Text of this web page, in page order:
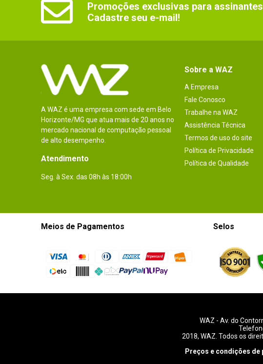
Promoções exclusivas para
Cadastre seu e-mail!
A WAZ é uma empresa com sede em Belo
Horizonte/MG que atua mais de 20 anos no
mercado nacional de computação pessoal
de alto desempenho.
Atendimento
Seg. à Sex. das 08h às 18:00h
Sobre a WAZ
A Empresa
Fale Conosco
Trabalhe na WAZ
Assistência Técnica
Termos de uso do site
Política de Privacidade
Política de Qualidade
Meios de Pagamentos Selos
WAZ - Av. do
2018, WAZ. Todos os
Preços e condições